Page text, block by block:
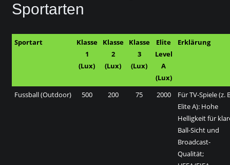
Sportarten
Sportart
Klasse
1
(Lux)
Klasse
2
(Lux)
Klasse
3
(Lux)
Elite
Level
A
(Lux)
Erklärung
Fussball (Outdoor) 500 200 75 2000
Für TV-Spiele (z.
Elite A): Hohe
Helligkeit für
Ball-Sicht und
Broadcast-
Qualität;